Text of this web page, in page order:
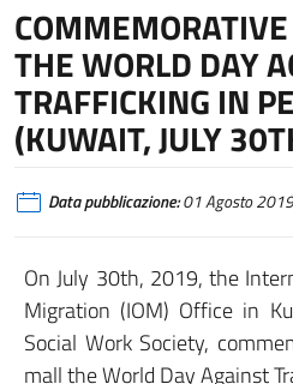
THE WORLD DAY
TRAFFICKING IN
(KUWAIT, JULY
Data pubblicazione:01 Agosto 2019
On July 30th, 2019, the
Migration (IOM) Office in
Social Work Society,
mall the World Day Against